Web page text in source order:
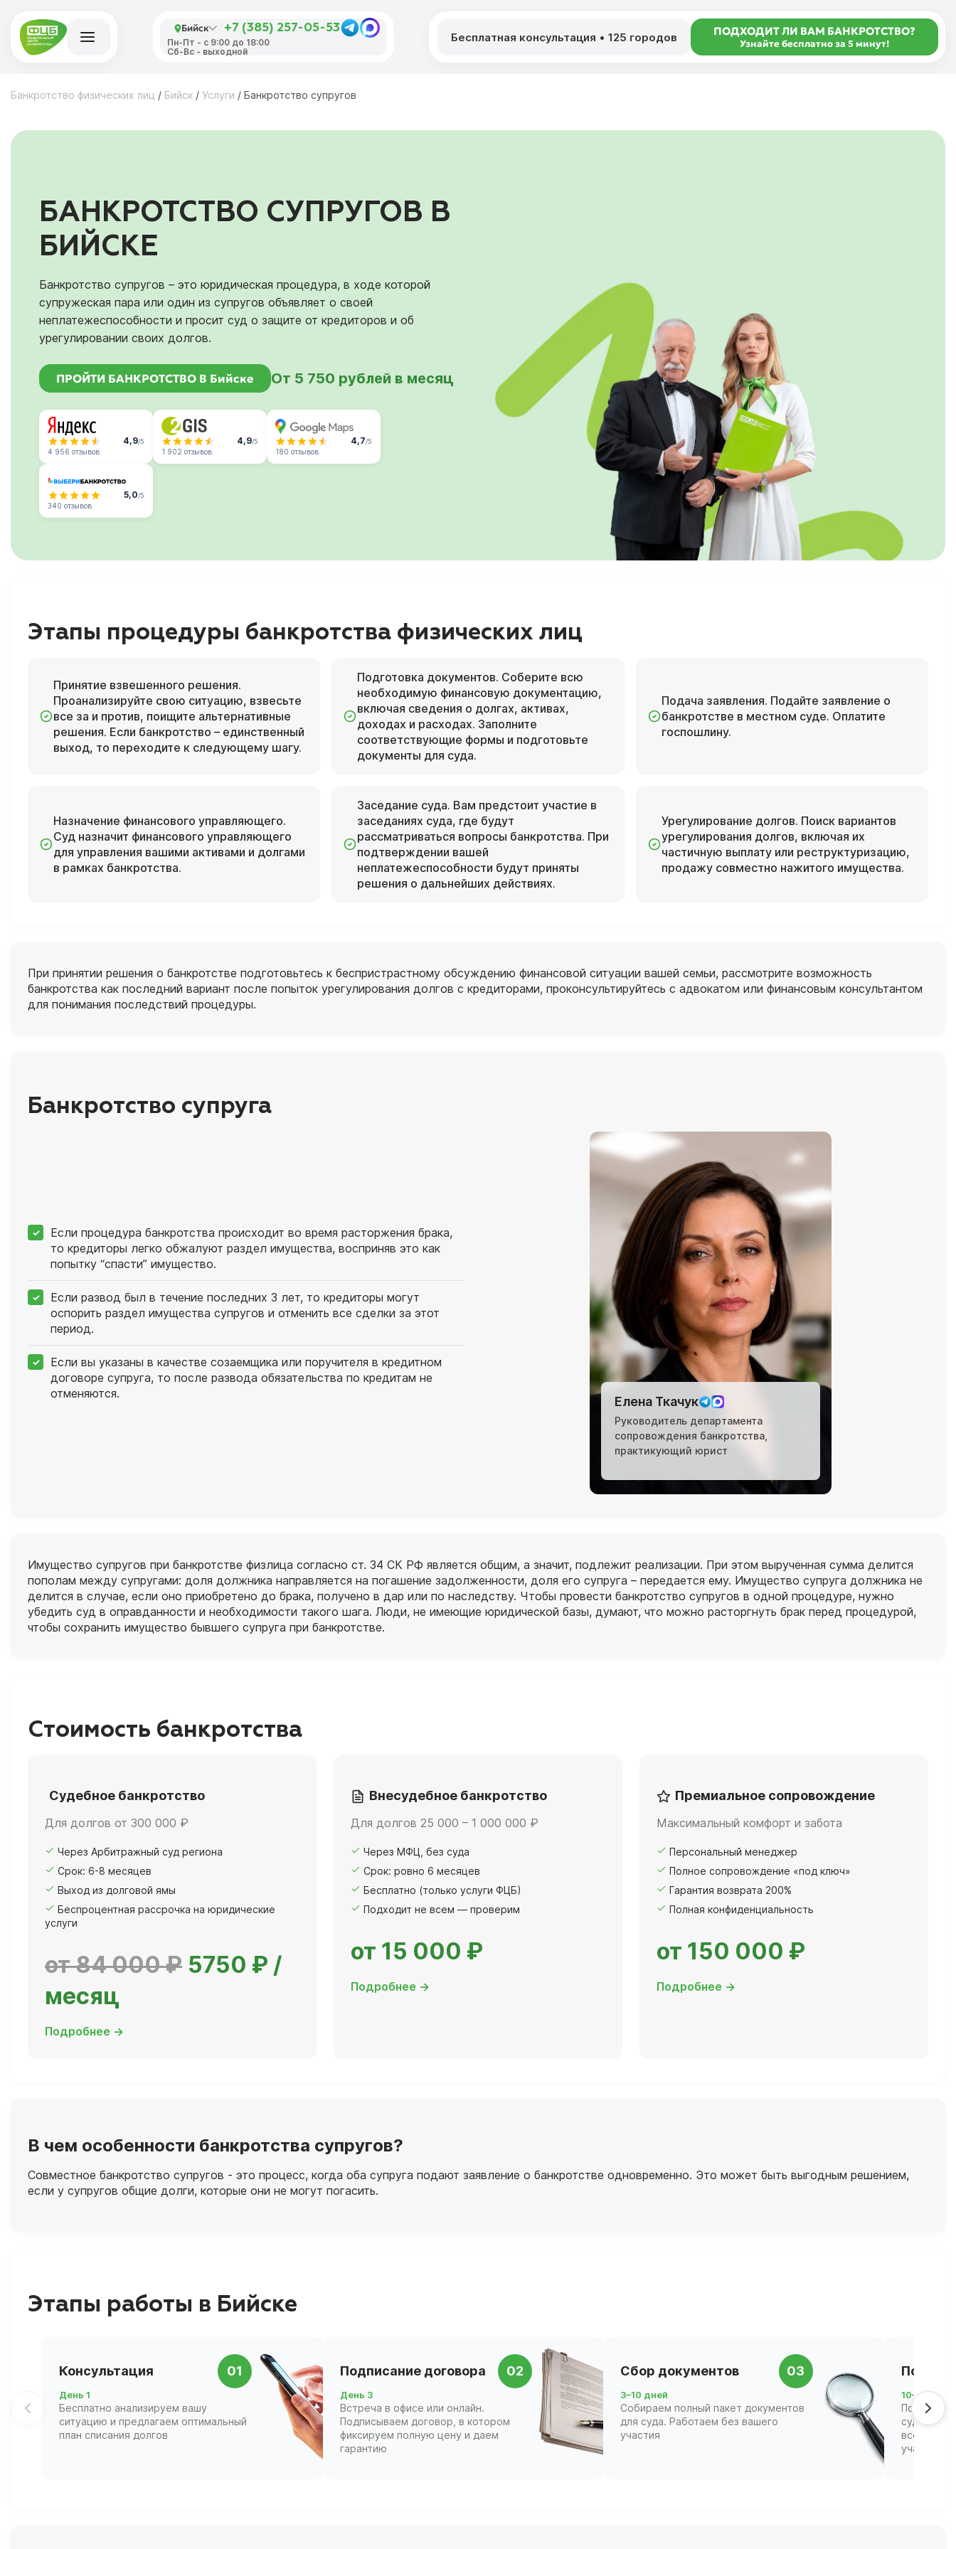
Бийск +7 (385) 257-05-53
Пн-Пт - с 9:00 до 18:00
Сб-Вс - выходной
Бесплатная консультация • 125 городов ПОДХОДИТ ЛИ ВАМ БАНКРОТСТВО?
Узнайте бесплатно за 5 минут!
Банкротство физических лиц / Бийск / Услуги / Банкротство супругов
БАНКРОТСТВО СУПРУГОВ В
БИЙСКЕ
Банкротство супругов – это юридическая процедура, в ходе которой
супружеская пара или один из супругов объявляет о своей
неплатежеспособности и просит суд о защите от кредиторов и об
урегулировании своих долгов.
ПРОЙТИ БАНКРОТСТВО В Бийске От 5 750 рублей в месяц
4,9/5
4 956 отзывов
4,9/5
1 902 отзывов
4,7/5
180 отзывов
5,0/5
340 отзывов
Этапы процедуры банкротства физических лиц
Принятие взвешенного решения.
Проанализируйте свою ситуацию, взвесьте
все за и против, поищите альтернативные
решения. Если банкротство – единственный
выход, то переходите к следующему шагу.
Подготовка документов. Соберите всю
необходимую финансовую документацию,
включая сведения о долгах, активах,
доходах и расходах. Заполните
соответствующие формы и подготовьте
документы для суда.
Подача заявления. Подайте заявление о
банкротстве в местном суде. Оплатите
госпошлину.
Назначение финансового управляющего.
Суд назначит финансового управляющего
для управления вашими активами и долгами
в рамках банкротства.
Заседание суда. Вам предстоит участие в
заседаниях суда, где будут
рассматриваться вопросы банкротства. При
подтверждении вашей
неплатежеспособности будут приняты
решения о дальнейших действиях.
Урегулирование долгов. Поиск вариантов
урегулирования долгов, включая их
частичную выплату или реструктуризацию,
продажу совместно нажитого имущества.
При принятии решения о банкротстве подготовьтесь к беспристрастному обсуждению финансовой ситуации вашей семьи, рассмотрите возможность
банкротства как последний вариант после попыток урегулирования долгов с кредиторами, проконсультируйтесь с адвокатом или финансовым консультантом
для понимания последствий процедуры.
Банкротство супруга
Если процедура банкротства происходит во время расторжения брака,
то кредиторы легко обжалуют раздел имущества, восприняв это как
попытку “спасти” имущество.
Если развод был в течение последних 3 лет, то кредиторы могут
оспорить раздел имущества супругов и отменить все сделки за этот
период.
Если вы указаны в качестве созаемщика или поручителя в кредитном
договоре супруга, то после развода обязательства по кредитам не
отменяются.
Елена Ткачук
Руководитель департамента
сопровождения банкротства,
практикующий юрист
Имущество супругов при банкротстве физлица согласно ст. 34 СК РФ является общим, а значит, подлежит реализации. При этом вырученная сумма делится
пополам между супругами: доля должника направляется на погашение задолженности, доля его супруга – передается ему. Имущество супруга должника не
делится в случае, если оно приобретено до брака, получено в дар или по наследству. Чтобы провести банкротство супругов в одной процедуре, нужно
убедить суд в оправданности и необходимости такого шага. Люди, не имеющие юридической базы, думают, что можно расторгнуть брак перед процедурой,
чтобы сохранить имущество бывшего супруга при банкротстве.
Стоимость банкротства
Судебное банкротство
Для долгов от 300 000 ₽
Через Арбитражный суд региона
Срок: 6-8 месяцев
Выход из долговой ямы
Беспроцентная рассрочка на юридические
услуги
от 84 000 ₽ 5750 ₽ /
месяц
Подробнее →
Внесудебное банкротство
Для долгов 25 000 – 1 000 000 ₽
Через МФЦ, без суда
Срок: ровно 6 месяцев
Бесплатно (только услуги ФЦБ)
Подходит не всем — проверим
от 15 000 ₽
Подробнее →
Премиальное сопровождение
Максимальный комфорт и забота
Персональный менеджер
Полное сопровождение «под ключ»
Гарантия возврата 200%
Полная конфиденциальность
от 150 000 ₽
Подробнее →
В чем особенности банкротства супругов?
Совместное банкротство супругов - это процесс, когда оба супруга подают заявление о банкротстве одновременно. Это может быть выгодным решением,
если у супругов общие долги, которые они не могут погасить.
Этапы работы в Бийске
Консультация 01
День 1
Бесплатно анализируем вашу
ситуацию и предлагаем оптимальный
план списания долгов
Подписание договора 02
День 3
Встреча в офисе или онлайн.
Подписываем договор, в котором
фиксируем полную цену и даем
гарантию
Сбор документов 03
3–10 дней
Собираем полный пакет документов
для суда. Работаем без вашего
участия
Подача
10–21 день
Подаём
суд и
всех